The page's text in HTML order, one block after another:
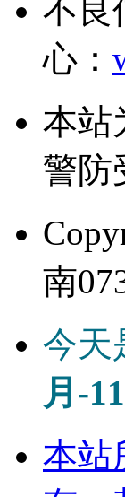
不良
心：
本站
警防
南
今天
月-
本站